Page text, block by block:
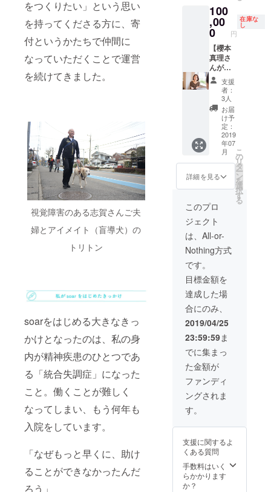
をつくりたい」という思い
を持ってくださる方に、寄
付というかたちで仲間に
なっていただくことで運営
を続けてきました。
視覚障害のある志賀さんご夫
婦とアイメイト（盲導犬）の
トリトン
soarをはじめる大きなきっ
かけとなったのは、私の身
内が精神疾患のひとつであ
る「統合失調症」になった
こと。働くことが難しく
なってしまい、もう何年も
入院をしています。
「なぜもっと早くに、助け
ることができなかったんだ
ろう」
くださ
い
す ・ブ
レンド
ハーブ
ティー
「soar
tea」の
mornin
g＆
nightを
3セット
お届け
します
・サイ
トに名
前を掲
載させ
ていた
だきま
す（希
望者の
み） ※
掲載を
ご希望
の方
は、支
援時に
望のお
名前を
ご記入
くださ
い
通費は
別途い
ただき
ます ・
代表の
工藤か
らお礼
のメー
ル ・サ
イトリ
ニュー
アルま
での進
捗を伝
える
メール
マガジ
ンを月
１回お
届け
（2019
年12月
まで）
・soar
のロゴ
ステッ
りしま
す ・ブ
レンド
ハーブ
ティー
「soar
tea」の
mornin
g＆
nightを
3セット
お届け
します
前を掲
ていた
だきま
す（希
望者の
み） ※
代表の
工藤か
らお礼
のメー
ル ・サ
イトリ
ニュー
アルま
での進
捗を伝
える
メール
マガジ
ンを月
１回お
届け
（2019
年12月
まで）
・soar
のロゴ
ステッ
カー5枚
をお送
りしま
す ・ブ
ティー
「soar
tea」の
mornin
g＆
nightを
3セット
お届け
します
・サイ
トに名
前を掲
載させ
す（希
み） ※
掲載を
ご希望
の方
は、支
ジュン
ヤor碇
和生の
うち1名
が伴走
します
（打合
せは1時
間が5回
まで。
オンラ
インも
可能）
・代表
の工藤
からお
礼の
メール
・サイ
トリ
ニュー
アルま
での進
捗を伝
える
メール
１回お
届け
（2019
年12月
まで）
・soar
のロゴ
ステッ
カー5枚
をお送
りしま
す ・ブ
レンド
「soar
mornin
g＆
nightを
3セット
お届け
100
,00
0 円
在庫な
し
【櫻本
真理さ
んが
コーチ
ングを
行いま
すコー
ス】 ※3
名限定
・理事
「cotre
e」代表
の櫻本
真理さ
んがあ
なたの
コーチ
ングを
行いま
す（90
分程
6月以
降） ※
対象エ
リアは
都内の
み。オ
ンライ
ン不
可。 ・
代表の
工藤か
らお礼
のメー
ニュー
での進
捗を伝
える
メール
マガジ
支援
者：
3人
お届
け予
定：
2019
年07
月
詳細を見る
こ
の
リ
タ
ー
ン
を
選
択
す
る
このプロ
ジェクト
は、All-or-
Nothing方式
です。
目標金額を
達成した場
合にのみ、
2019/04/25
23:59:59ま
でに集まっ
た金額が
ファンディ
ングされま
す。
支援に関するよ
くある質問
手数料はいく
らかかります
か？